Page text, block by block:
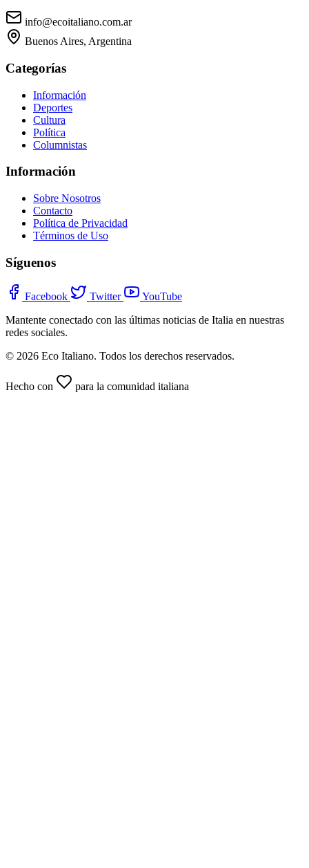
info@ecoitaliano.com.ar
Buenos Aires, Argentina
Categorías
Información
Deportes
Cultura
Política
Columnistas
Información
Sobre Nosotros
Contacto
Política de Privacidad
Términos de Uso
Síguenos
Facebook Twitter
YouTube
Mantente conectado con las últimas noticias de Italia en nuestras
redes sociales.
© 2026 Eco Italiano. Todos los derechos reservados.
Hecho con para la comunidad italiana